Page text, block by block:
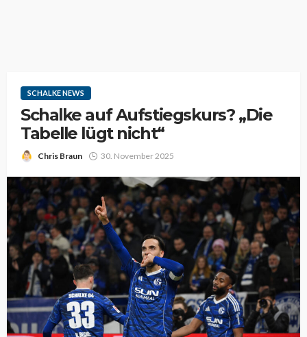
SCHALKE NEWS
Schalke auf Aufstiegskurs? „Die
Tabelle lügt nicht“
Chris Braun 30. November 2025